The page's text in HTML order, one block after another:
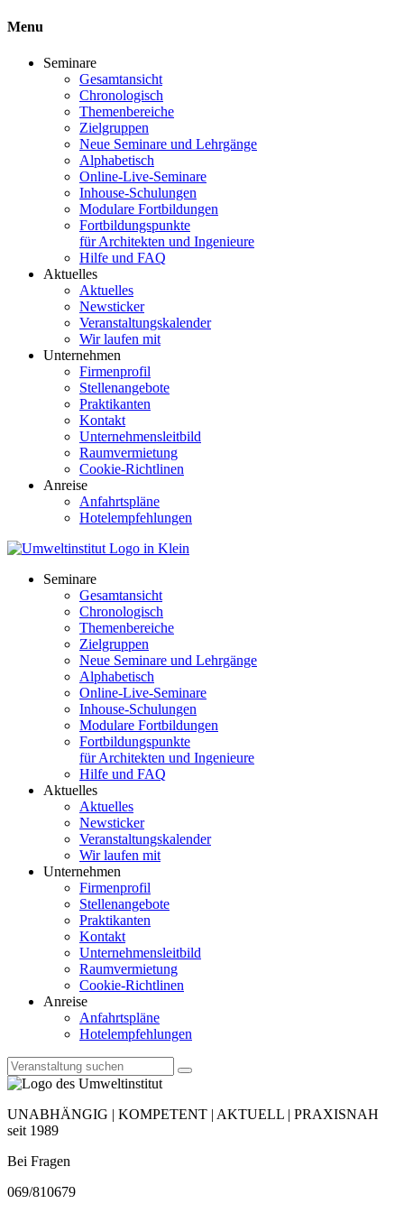
Menu
Seminare
Gesamtansicht
Chronologisch
Themenbereiche
Zielgruppen
Neue Seminare und Lehrgänge
Alphabetisch
Online-Live-Seminare
Inhouse-Schulungen
Modulare Fortbildungen
Fortbildungspunkte
für Architekten und Ingenieure
Hilfe und FAQ
Aktuelles
Aktuelles
Newsticker
Veranstaltungskalender
Wir laufen mit
Unternehmen
Firmenprofil
Stellenangebote
Praktikanten
Kontakt
Unternehmensleitbild
Raumvermietung
Cookie-Richtlinen
Anreise
Anfahrtspläne
Hotelempfehlungen
Seminare
Gesamtansicht
Chronologisch
Themenbereiche
Zielgruppen
Neue Seminare und Lehrgänge
Alphabetisch
Online-Live-Seminare
Inhouse-Schulungen
Modulare Fortbildungen
Fortbildungspunkte
für Architekten und Ingenieure
Hilfe und FAQ
Aktuelles
Aktuelles
Newsticker
Veranstaltungskalender
Wir laufen mit
Unternehmen
Firmenprofil
Stellenangebote
Praktikanten
Kontakt
Unternehmensleitbild
Raumvermietung
Cookie-Richtlinen
Anreise
Anfahrtspläne
Hotelempfehlungen
UNABHÄNGIG | KOMPETENT | AKTUELL | PRAXISNAH
seit 1989
Bei Fragen
069/810679